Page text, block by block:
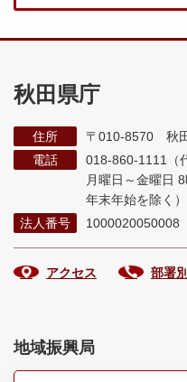
秋田県庁
住所
〒010-8570 秋
電話
018-860-1111（
月曜日～金曜日
年末年始を除く）
法人番号
1000020050008
アクセス 部署
地域振興局